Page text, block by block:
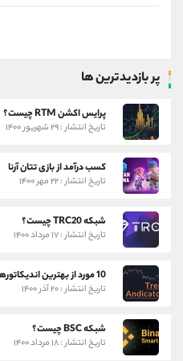
پر بازدیدترین ها
پرایس اکشن RTM چیست؟
تاریخ انتشار : ۲۹ شهریور ۱۴۰۰
کسب درآمد از بازی تتان آرنا
تاریخ انتشار : ۲۲ مهر ۱۴۰۰
شبکه TRC20 چیست؟
تاریخ انتشار : ۱۷ مرداد ۱۴۰۰
10 مورد از بهترین اندیکاتورهای تشخیص روند
تاریخ انتشار : ۲۰ آذر ۱۴۰۰
شبکه BSC چیست؟
تاریخ انتشار : ۱۸ مرداد ۱۴۰۰